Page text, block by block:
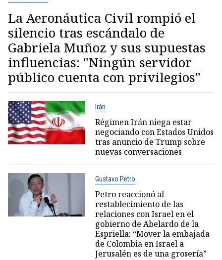
La Aeronáutica Civil rompió el
silencio tras escándalo de
Gabriela Muñoz y sus supuestas
influencias: "Ningún servidor
público cuenta con privilegios"
Irán
Régimen Irán niega estar
negociando con Estados Unidos
tras anuncio de Trump sobre
nuevas conversaciones
Gustavo Petro
Petro reaccionó al
restablecimiento de las
relaciones con Israel en el
gobierno de Abelardo de la
Espriella: “Mover la embajada
de Colombia en Israel a
Jerusalén es de una grosería”